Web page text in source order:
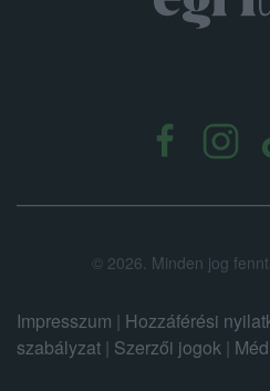
© 2026. Minden jog
Impresszum | Hozzáférési
szabályzat | Szerzői jogok |